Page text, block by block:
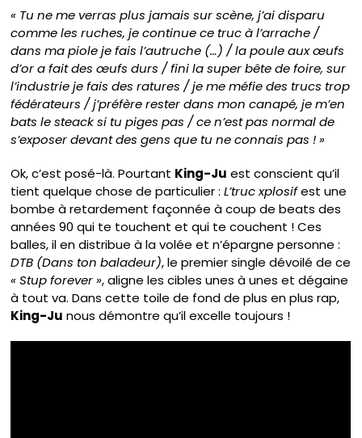
« Tu ne me verras plus jamais sur scène, j’ai disparu
comme les ruches, je continue ce truc à l’arrache /
dans ma piole je fais l’autruche (…) / la poule aux œufs
d’or a fait des œufs durs / fini la super bête de foire, sur
l’industrie je fais des ratures / je me méfie des trucs trop
fédérateurs / j’préfère rester dans mon canapé, je m’en
bats le steack si tu piges pas / ce n’est pas normal de
s’exposer devant des gens que tu ne connais pas ! »
Ok, c’est posé-là. Pourtant King-Ju est conscient qu’il
tient quelque chose de particulier :L’truc xplosifest une
bombe à retardement façonnée à coup de beats des
années 90 qui te touchent et qui te couchent ! Ces
balles, il en distribue à la volée et n’épargne personne :
DTB (Dans ton baladeur), le premier single dévoilé de ce
« Stup forever », aligne les cibles unes à unes et dégaine
à tout va. Dans cette toile de fond de plus en plus rap,
King-Ju nous démontre qu’il excelle toujours !